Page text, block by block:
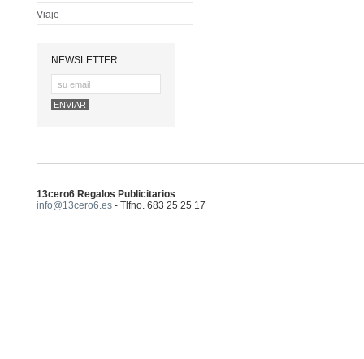
Viaje
NEWSLETTER
13cero6 Regalos Publicitarios
info@13cero6.es - Tlfno. 683 25 25 17